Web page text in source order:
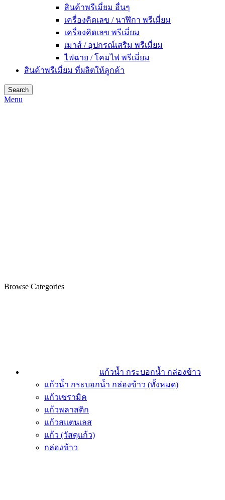
สินค้าพรีเมี่ยม อื่นๆ
เครื่องคิดเลข / นาฬิกา พรีเมี่ยม
เครื่องคิดเลข พรีเมี่ยม
เมาส์ / อุปกรณ์เสริม พรีเมี่ยม
ไฟฉาย / โคมไฟ พรีเมี่ยม
สินค้าพรีเมี่ยม ที่ผลิตให้ลูกค้า
Search
Menu
Browse Categories
แก้วน้ำ กระบอกน้ำ กล่องข้าว
แก้วน้ำ กระบอกน้ำ กล่องข้าว (ทั้งหมด)
แก้วเซรามิค
แก้วพลาสติก
แก้วสแตนเลส
แก้ว (วัสดุแก้ว)
กล่องข้าว